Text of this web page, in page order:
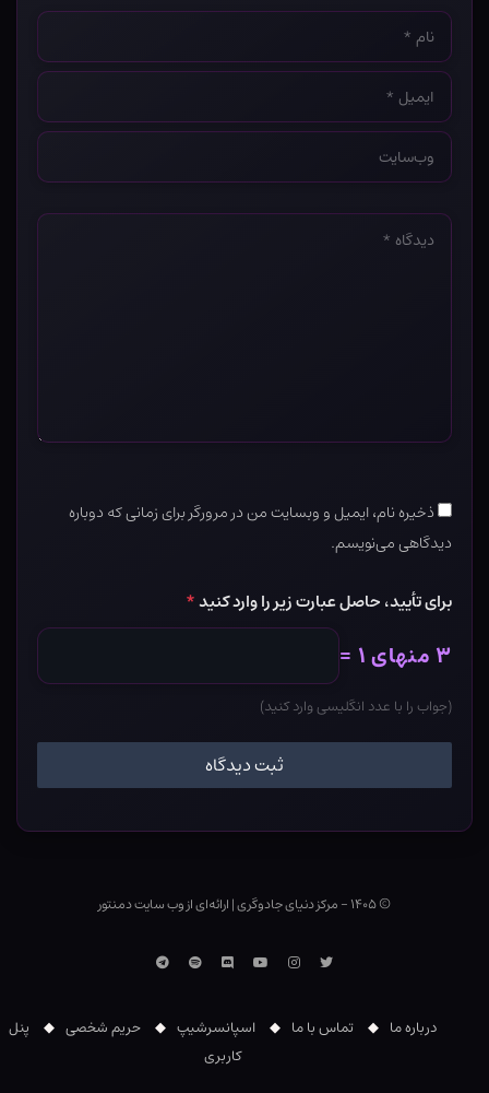
نام
*
ایمیل
*
وب‌سایت
*
دیدگاه
ذخیره نام، ایمیل و وبسایت من در مرورگر برای زمانی که دوباره
دیدگاهی می‌نویسم.
برای تأیید، حاصل عبارت زیر را وارد کنید*
۳ منهای ۱ =
(جواب را با عدد انگلیسی وارد کنید)
© ۱۴۰۵ - مرکز دنیای جادوگری |ارائه‌ای از وب ‌سایت دمنتور
توییتراینستاگرام
یوتوبDiscordاسپاتیفایتلگرام
درباره ما تماس با ما اسپانسرشیپ حریم شخصی
پنل
کاربری